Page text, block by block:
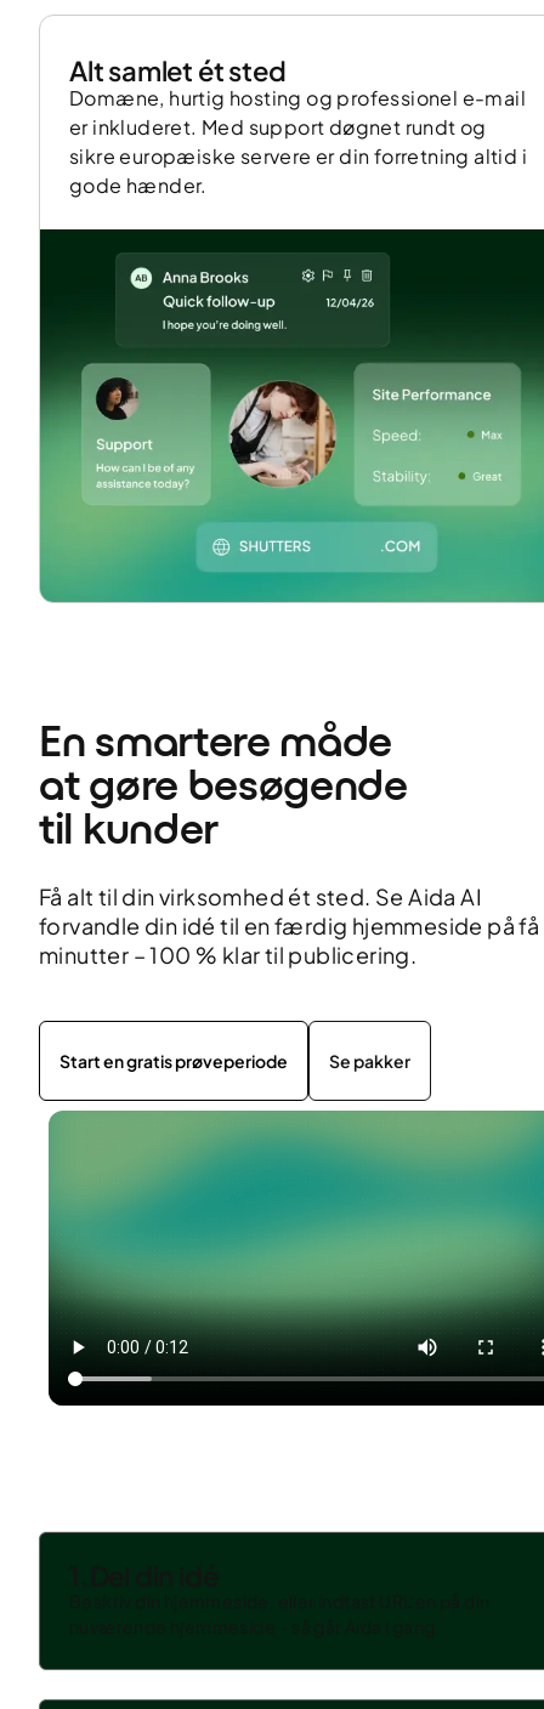
Alt samlet ét sted
Domæne, hurtig hosting og professionel e-mail
er inkluderet. Med support døgnet rundt og
sikre europæiske servere er din forretning altid i
gode hænder.
En smartere måde
at gøre besøgende
til kunder
Få alt til din virksomhed ét sted. Se Aida AI
forvandle din idé til en færdig hjemmeside på få
minutter – 100 % klar til publicering.
Start en gratis prøveperiode Se pakker